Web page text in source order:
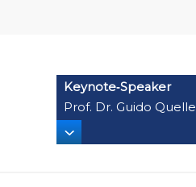
Keynote‑Speaker
Prof. Dr. Guido Quelle